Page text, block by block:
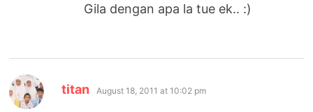
Gila dengan apa la tue ek.. :)
titan says:
August 18, 2011 at 10:02 pm